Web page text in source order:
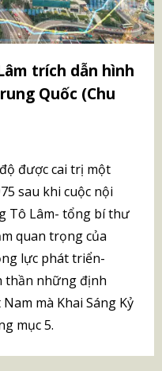
trích dẫn hình
Quốc (Chu
được cai trị một
sau khi cuộc nội
Tô Lâm- tổng bí thư
quan trọng của
lực phát triển-
thần những định
mà Khai Sáng Kỷ
mục 5.